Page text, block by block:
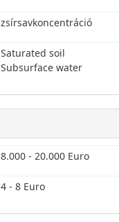
zsírsavkoncentráció
Saturated soil
Subsurface water
8.000 - 20.000 Euro
4 - 8 Euro